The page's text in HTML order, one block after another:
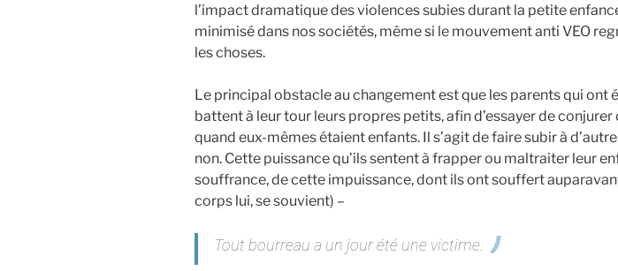
l’impact dramatique des violences subies durant la petite
minimisé dans nos sociétés, même si le mouvement anti VEO
les choses.
Le principal obstacle au changement est que les parents qui
battent à leur tour leurs propres petits, afin d’essayer de
quand eux-mêmes étaient enfants. Il s’agit de faire subir à
non. Cette puissance qu’ils sentent à frapper ou maltraiter leur
souffrance, de cette impuissance, dont ils ont souffert
corps lui, se souvient) –
Tout bourreau a un jour été une victime.